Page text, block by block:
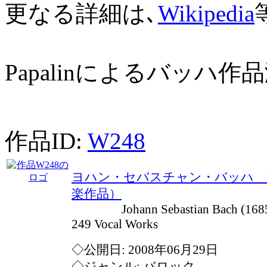
更なる詳細は､ Wikipedia
Papalinによるバッハ作
作品ID: W248
ヨハン・セバスチャン・バッ
楽作品）
Johann Sebastian Bach
249 Vocal Works
◇公開日: 2008年06月29日